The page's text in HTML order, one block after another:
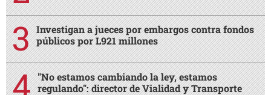
Investigan a jueces por embargos contra fondos
públicos por L921 millones
"No estamos cambiando la ley, estamos
regulando": director de Vialidad y Transporte